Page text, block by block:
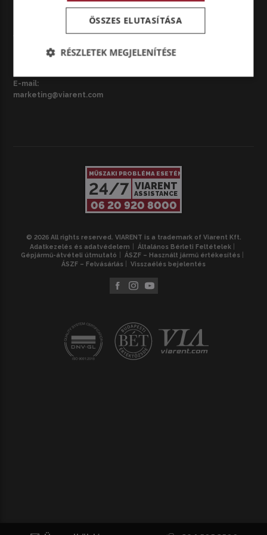
Národní třída 3687/42, 695 01
E-mail:
marketing@viarent.com
MŰSZAKI PROBLÉMA ESETÉN
24/7 VIARENT
ASSISTANCE
06 20 920 8000
© 2026 All rights reserved. VIARENT is a trademark of Viarent Kft.
Adatkezelés és adatvédelem
Általános Bérleti Feltételek
Gépjármű-átvételi útmutató
ÁSZF – Használt jármű értékesítés
ÁSZF – Felvásárlás
Visszaélés bejelentés
ÖSSZES ELUTASÍTÁSA
RÉSZLETEK MEGJELENÍTÉSE